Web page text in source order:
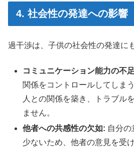
4. 社会性の発達への影響
過干渉は、子供の社会性の発達に
コミュニケーション能力の不
関係をコントロールしてしま
人との関係を築き、トラブル
ません。
他者への共感性の欠如: 自分
少ないため、他者の意見を受